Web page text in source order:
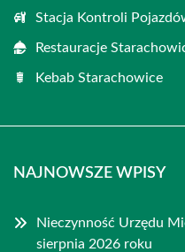
Stacja Kontroli
Restauracje
Kebab Starachowice
NAJNOWSZE WPISY
Nieczynność Urzędu
sierpnia 2026 roku